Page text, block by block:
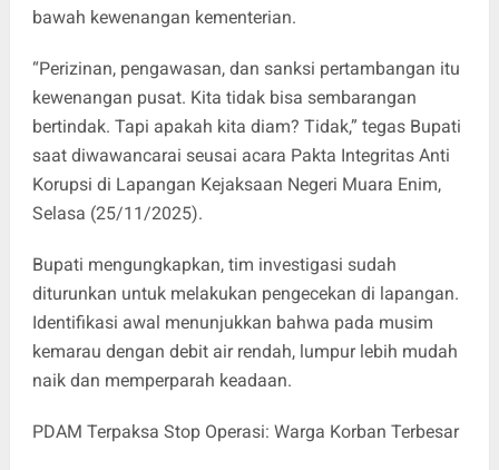
bawah kewenangan kementerian.
“Perizinan, pengawasan, dan sanksi pertambangan itu
kewenangan pusat. Kita tidak bisa sembarangan
bertindak. Tapi apakah kita diam? Tidak,” tegas Bupati
saat diwawancarai seusai acara Pakta Integritas Anti
Korupsi di Lapangan Kejaksaan Negeri Muara Enim,
Selasa (25/11/2025).
Bupati mengungkapkan, tim investigasi sudah
diturunkan untuk melakukan pengecekan di lapangan.
Identifikasi awal menunjukkan bahwa pada musim
kemarau dengan debit air rendah, lumpur lebih mudah
naik dan memperparah keadaan.
PDAM Terpaksa Stop Operasi: Warga Korban Terbesar